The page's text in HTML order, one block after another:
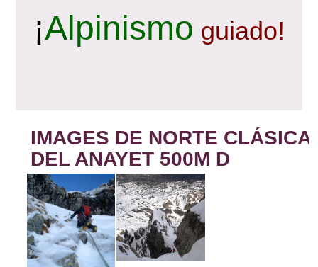
¡Alpinismo guiado!
IMAGES DE NORTE CLÁSICA
DEL ANAYET 500M D